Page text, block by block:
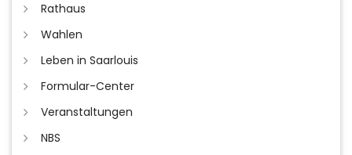
Rathaus
Wahlen
Leben in Saarlouis
Formular-Center
Veranstaltungen
NBS